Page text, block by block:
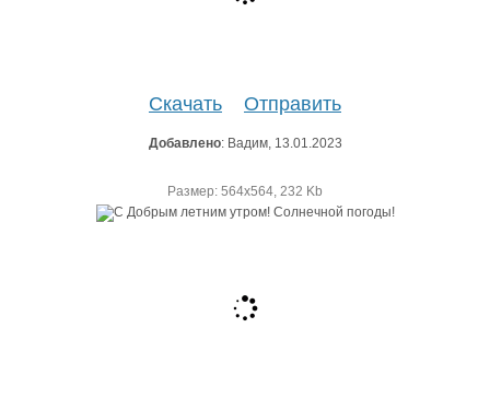
Скачать Отправить
Добавлено: Вадим, 13.01.2023
Размер: 564х564, 232 Kb